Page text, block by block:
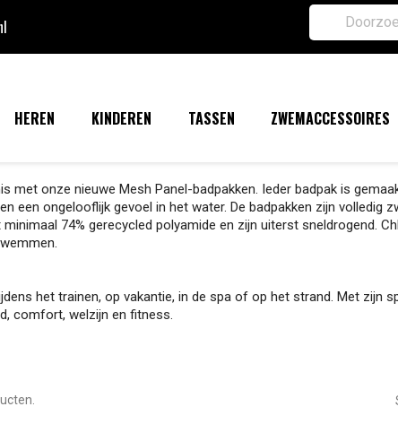
HEREN KINDEREN TASSEN ZWEMACCESSOIRES
met onze nieuwe Mesh Panel-badpakken. Ieder badpak is
een ongelooflijk gevoel in het water. De badpakken zijn
74% gerecycled polyamide en zijn uiterst sneldrogend.
het trainen, op vakantie, in de spa of op het strand. Met zijn
comfort, welzijn en fitness.